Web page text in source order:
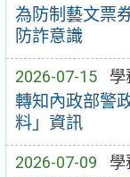
為防制藝文票
防詐意識
2026-07-15 學
轉知內政部警
料」資訊
2026-07-09 學